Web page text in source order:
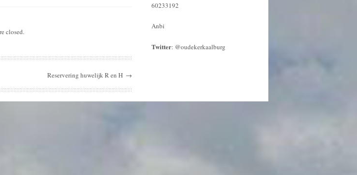
closed.
Reservering huwelijk R en H →
60233192
Anbi
Twitter: @oudekerkaalburg